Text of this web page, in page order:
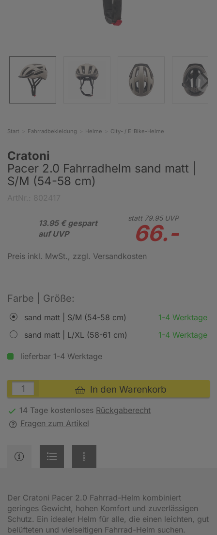
Start Fahrradbekleidung Helme City- / E-Bike-Helme
Cratoni
Pacer 2.0 Fahrradhelm sand matt |
S/M (54-58 cm)
13.95 € gespart
auf UVP
statt 79.95UVP
66.-
Preis inkl. MwSt., zzgl. Versandkosten
Farbe | Größe:
sand matt | S/M (54-58 cm)
1-4 Werktage
sand matt | L/XL (58-61 cm)
1-4 Werktage
lieferbar 1-4 Werktage
In den Warenkorb
14 Tage kostenloses Rückgaberecht
Fragen zum Artikel
Der Cratoni Pacer 2.0 Fahrrad-Helm kombiniert
geringes Gewicht, hohen Komfort und zuverlässigen
Schutz. Ein idealer Helm für alle, die einen leichten, gut
belüfteten und vielseitigen Fahrrad-Helm suchen.